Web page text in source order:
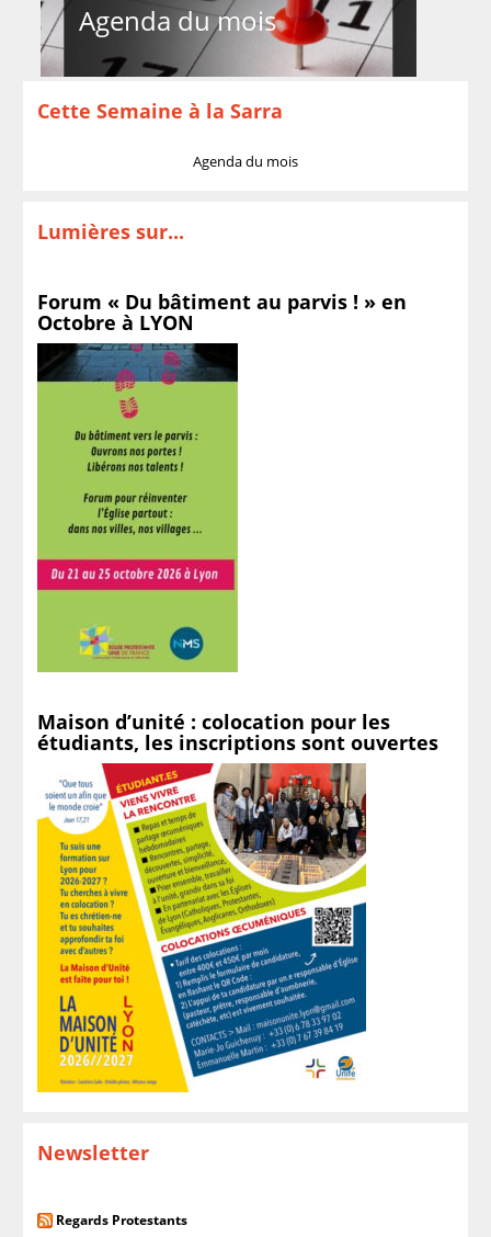
Agenda du mois
Cette Semaine à la Sarra
Agenda du mois
Lumières sur...
Forum « Du bâtiment au parvis ! » en
Octobre à LYON
Maison d’unité : colocation pour les
étudiants, les inscriptions sont ouvertes
Newsletter
Regards Protestants